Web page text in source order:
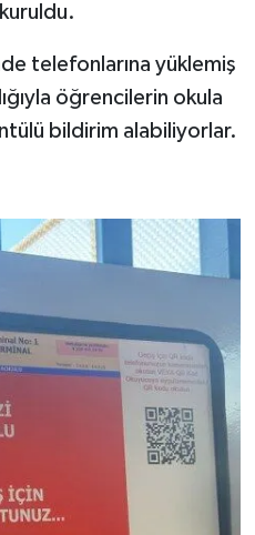
telefonlarına yüklemiş
öğrencilerin okula
bildirim alabiliyorlar.